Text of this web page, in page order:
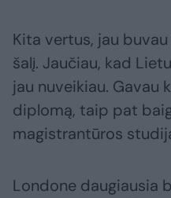
Kita vertus, jau
šalį. Jaučiau, kad
jau nuveikiau. Gavau
diplomą, taip pat
magistrantūros
Londone daugiausia